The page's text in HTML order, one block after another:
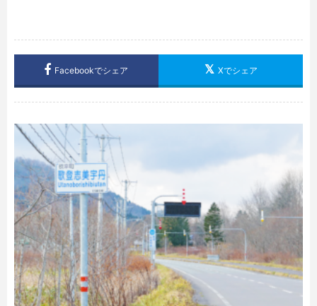
Facebookでシェア Xでシェア